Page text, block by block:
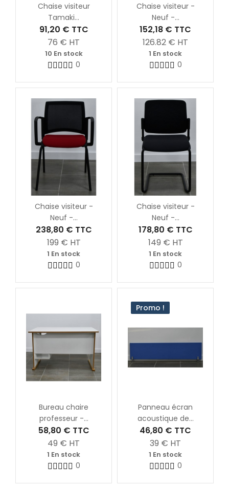
Chaise visiteur
Tamaki...
91,20 € TTC
76 € HT
10 En stock
0
Chaise visiteur -
Neuf -...
152,18 € TTC
126.82 € HT
1 En stock
0
Chaise visiteur -
Neuf -...
238,80 € TTC
199 € HT
1 En stock
0
Chaise visiteur -
Neuf -...
178,80 € TTC
149 € HT
1 En stock
0
Bureau chaire
professeur -...
58,80 € TTC
49 € HT
1 En stock
0
Promo !
Panneau écran
acoustique de...
46,80 € TTC
39 € HT
1 En stock
0